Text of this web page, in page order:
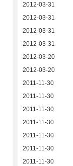
2012-03-31
2012-03-31
2012-03-31
2012-03-31
2012-03-20
2012-03-20
2011-11-30
2011-11-30
2011-11-30
2011-11-30
2011-11-30
2011-11-30
2011-11-30